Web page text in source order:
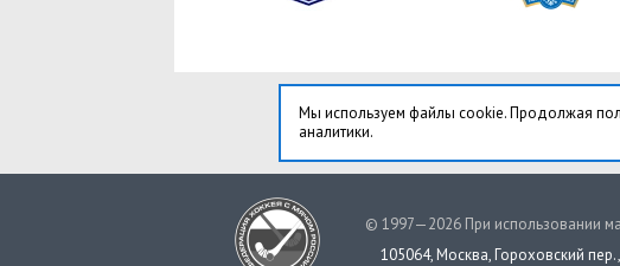
Мы используем файлы cookie. Продолжая
аналитики.
© 1997—2026 При использовании
105064, Москва, Гороховский пер.,